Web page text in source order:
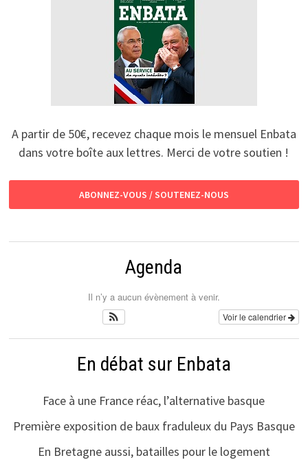
A partir de 50€, recevez chaque mois le mensuel Enbata
dans votre boîte aux lettres. Merci de votre soutien !
ABONNEZ-VOUS / SOUTENEZ-NOUS
Agenda
Il n’y a aucun évènement à venir.
Voir le calendrier
En débat sur Enbata
Face à une France réac, l’alternative basque
Première exposition de baux fraduleux du Pays Basque
En Bretagne aussi, batailles pour le logement